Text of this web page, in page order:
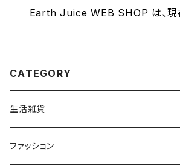
Earth Juice WEB SHOP は、現
CATEGORY
生活雑貨
洗剤・せっけん
ファッション